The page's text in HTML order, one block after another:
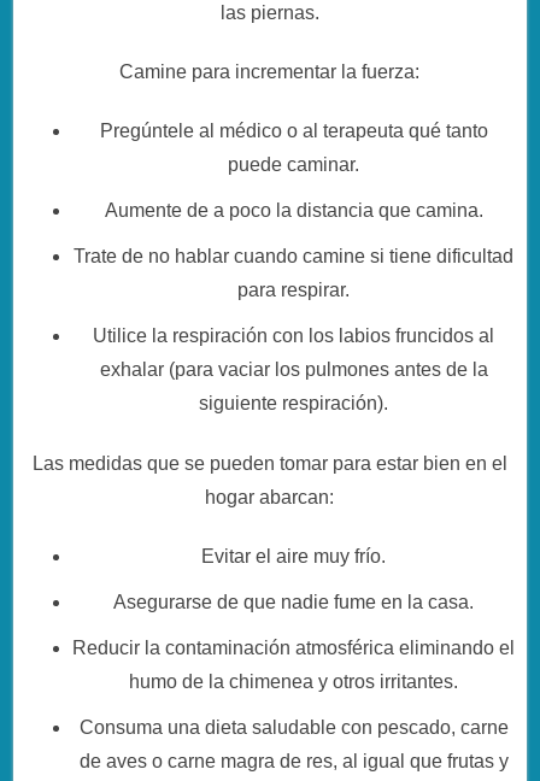
las piernas.
Camine para incrementar la fuerza:
Pregúntele al médico o al terapeuta qué tanto
puede caminar.
Aumente de a poco la distancia que camina.
Trate de no hablar cuando camine si tiene dificultad
para respirar.
Utilice la respiración con los labios fruncidos al
exhalar (para vaciar los pulmones antes de la
siguiente respiración).
Las medidas que se pueden tomar para estar bien en el
hogar abarcan:
Evitar el aire muy frío.
Asegurarse de que nadie fume en la casa.
Reducir la contaminación atmosférica eliminando el
humo de la chimenea y otros irritantes.
Consuma una dieta saludable con pescado, carne
de aves o carne magra de res, al igual que frutas y